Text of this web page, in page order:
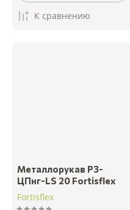
К сравнению
Металлорукав РЗ-
ЦПнг-LS 20 Fortisflex
Fortisflex